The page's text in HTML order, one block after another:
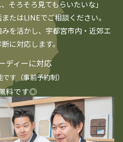
そろそろ見てもらいたいな」
たはLINEでご相談ください。
を活かし、 宇都宮市内・近郊エ
に対応します。
ディーに対応
す（事前予約制）
料です◎